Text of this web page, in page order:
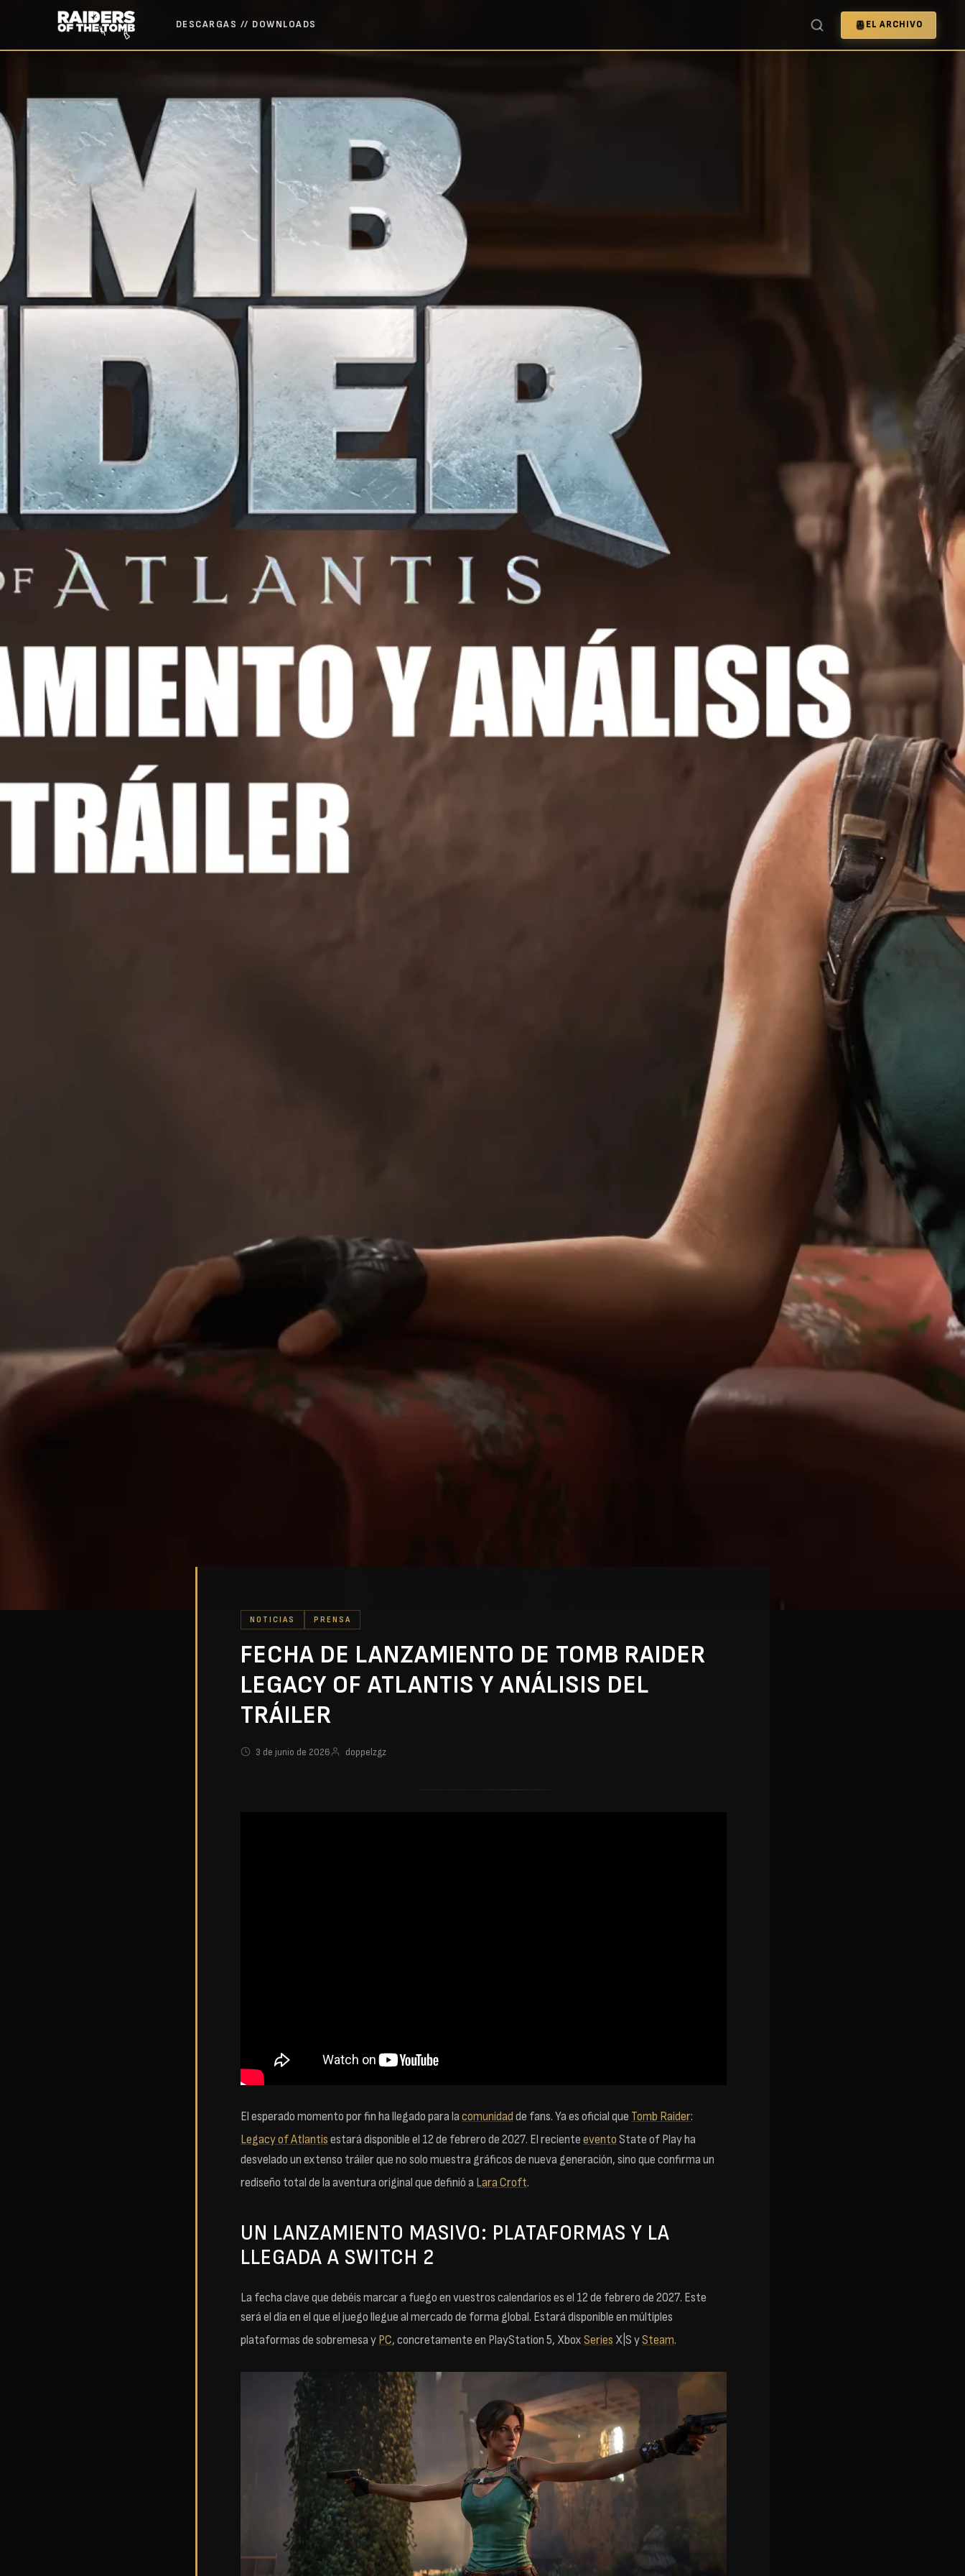
DESCARGAS // DOWNLOADS EL ARCHIVO
NOTICIAS PRENSA
FECHA DE LANZAMIENTO DE TOMB RAIDER
LEGACY OF ATLANTIS Y ANÁLISIS DEL
TRÁILER
3 de junio de 2026 doppelzgz
El esperado momento por fin ha llegado para la comunidad de fans. Ya es oficial que Tomb Raider:
Legacy of Atlantis estará disponible el 12 de febrero de 2027. El reciente evento State of Play ha
desvelado un extenso tráiler que no solo muestra gráficos de nueva generación, sino que confirma un
rediseño total de la aventura original que definió a Lara Croft.
UN LANZAMIENTO MASIVO: PLATAFORMAS Y LA
LLEGADA A SWITCH 2
La fecha clave que debéis marcar a fuego en vuestros calendarios es el 12 de febrero de 2027. Este
será el día en el que el juego llegue al mercado de forma global. Estará disponible en múltiples
plataformas de sobremesa y PC, concretamente en PlayStation 5, Xbox Series X|S ySteam.